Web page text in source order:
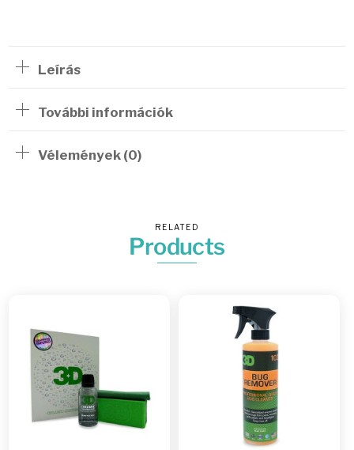
Leírás
További információk
Vélemények (0)
RELATED
Products